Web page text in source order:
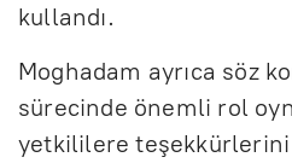
kullandı.
Moghadam ayrıca söz
sürecinde önemli rol
yetkililere